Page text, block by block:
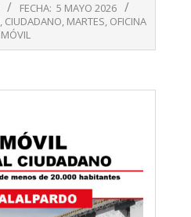
FECHA: 5 MAYO 2026
, CIUDADANO, MARTES, OFICINA
MÓVIL